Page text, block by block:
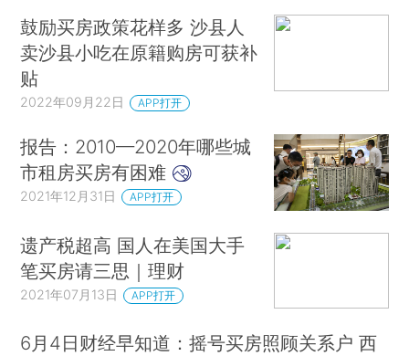
鼓励买房政策花样多 沙县人
卖沙县小吃在原籍购房可获补
贴
2022年09月22日 APP打开
报告：2010—2020年哪些城
市租房买房有困难
2021年12月31日 APP打开
遗产税超高 国人在美国大手
笔买房请三思｜理财
2021年07月13日 APP打开
6月4日财经早知道：摇号买房照顾关系户 西